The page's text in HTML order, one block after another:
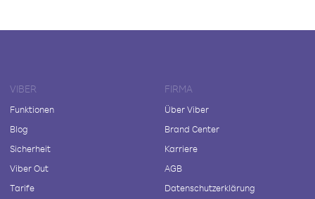
VIBER
Funktionen
Blog
Sicherheit
Viber Out
Tarife
FIRMA
Über Viber
Brand Center
Karriere
AGB
Datenschutzerklärung